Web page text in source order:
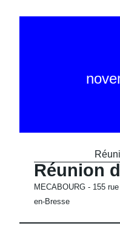
Réunion
MECABOURG - 155
en-Bresse